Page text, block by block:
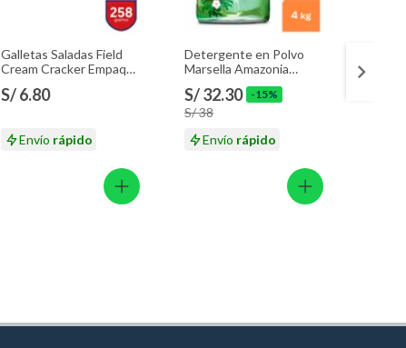
Galletas Saladas Field
Cream Cracker Empaque
S/ 6.80
Envío rápido
Detergente en Polvo
Marsella Amazonia
Tropical Bolsa 4 Kg
S/ 32.30 -15%
S/ 38
Envío rápido